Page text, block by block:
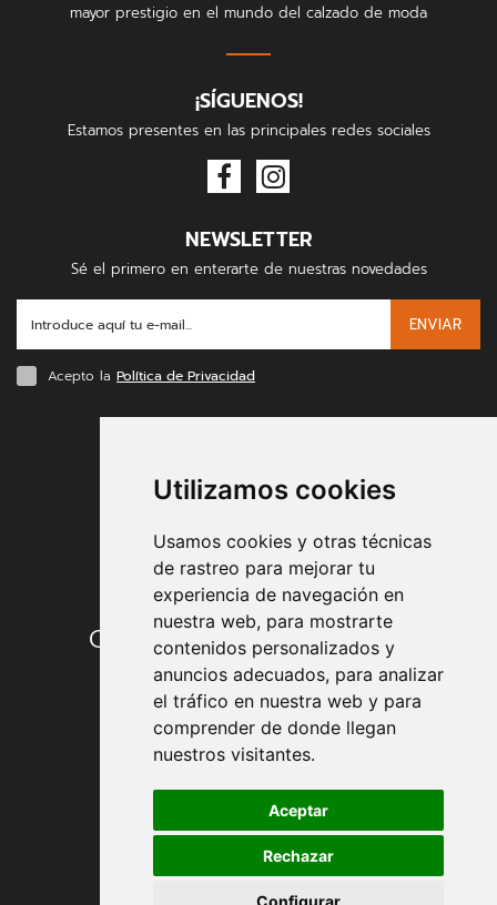
Utilizamos cookies
Usamos cookies y otras técnicas
de rastreo para mejorar tu
experiencia de navegación en
nuestra web, para mostrarte
contenidos personalizados y
anuncios adecuados, para analizar
el tráfico en nuestra web y para
comprender de donde llegan
nuestros visitantes.
Aceptar
Rechazar
Configurar
mayor prestigio en el mundo del calzado de moda
¡SÍGUENOS!
Estamos presentes en las principales redes sociales
NEWSLETTER
Sé el primero en enterarte de nuestras novedades
ENVIAR
Acepto la Política de Privacidad
Condiciones de contratación
Envío y entrega
Devoluciones
Formas de pago
Política de Privacidad